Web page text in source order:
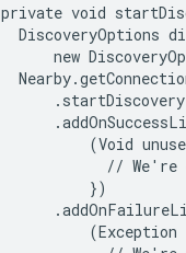
private void
DiscoveryOptions
new
(Void
// We're
          })
(Exception